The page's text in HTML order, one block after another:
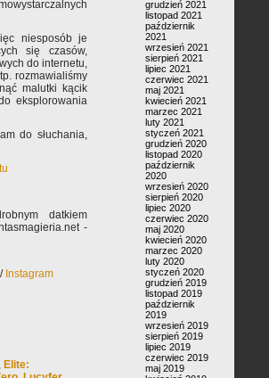
niesposób je
się czasów,
do internetu,
rozmawialiśmy
malutki kącik
eksplorowania
do słuchania,
datkiem
-
/ Instagram
, Elite:
grudzień 2021
listopad 2021
październik
2021
wrzesień 2021
sierpień 2021
lipiec 2021
czerwiec 2021
maj 2021
kwiecień 2021
marzec 2021
luty 2021
styczeń 2021
grudzień 2020
listopad 2020
październik
2020
wrzesień 2020
sierpień 2020
lipiec 2020
czerwiec 2020
maj 2020
kwiecień 2020
marzec 2020
luty 2020
styczeń 2020
grudzień 2019
listopad 2019
październik
2019
wrzesień 2019
sierpień 2019
lipiec 2019
czerwiec 2019
maj 2019